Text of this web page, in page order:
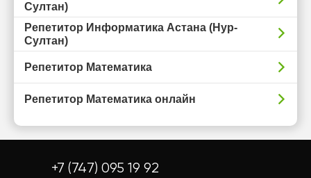
Султан)
Репетитор Информатика Астана (Нур-
Султан)
Репетитор Математика
Репетитор Математика онлайн
+7 (747) 095 19 92